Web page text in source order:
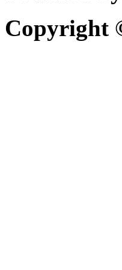
Copyright